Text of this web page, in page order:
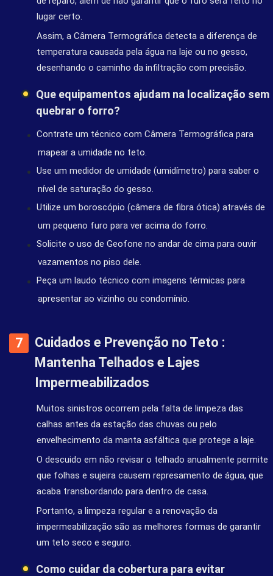
lugar certo.
Assim, a Câmera Termográfica detecta a diferença de
temperatura causada pela água na laje ou no gesso,
desenhando o caminho da infiltração com precisão.
Que equipamentos ajudam na localização sem
quebrar o forro?
Contrate um técnico com Câmera Termográfica para
mapear a umidade no teto.
Use um medidor de umidade (umidímetro) para saber o
nível de saturação do gesso.
Utilize um boroscópio (câmera de fibra ótica) através de
um pequeno furo para ver acima do forro.
Solicite o uso de Geofone no andar de cima para ouvir
vazamentos no piso dele.
Peça um laudo técnico com imagens térmicas para
apresentar ao vizinho ou condomínio.
Cuidados e Prevenção no Teto :
Mantenha Telhados e Lajes
Impermeabilizados
Muitos sinistros ocorrem pela falta de limpeza das
calhas antes da estação das chuvas ou pelo
envelhecimento da manta asfáltica que protege a laje.
O descuido em não revisar o telhado anualmente permite
que folhas e sujeira causem represamento de água, que
acaba transbordando para dentro de casa.
Portanto, a limpeza regular e a renovação da
impermeabilização são as melhores formas de garantir
um teto seco e seguro.
Como cuidar da cobertura para evitar